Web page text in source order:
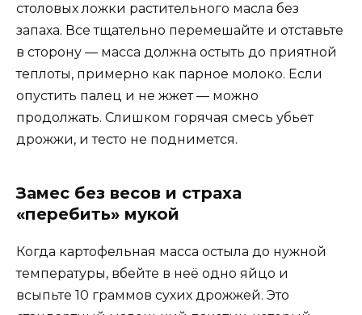
столовых ложки растительного масла без
запаха. Все тщательно перемешайте и отставьте
в сторону — масса должна остыть до приятной
теплоты, примерно как парное молоко. Если
опустить палец и не жжет — можно
продолжать. Слишком горячая смесь убьет
дрожжи, и тесто не поднимется.
Замес без весов и страха
«перебить» мукой
Когда картофельная масса остыла до нужной
температуры, вбейте в неё одно яйцо и
всыпьте 10 граммов сухих дрожжей. Это